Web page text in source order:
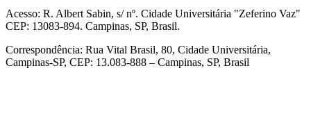
Acesso: R. Albert Sabin, s/ nº. Cidade Universitária "Zeferino Vaz"
CEP: 13083-894. Campinas, SP, Brasil.
Correspondência: Rua Vital Brasil, 80, Cidade Universitária,
Campinas-SP, CEP: 13.083-888 – Campinas, SP, Brasil